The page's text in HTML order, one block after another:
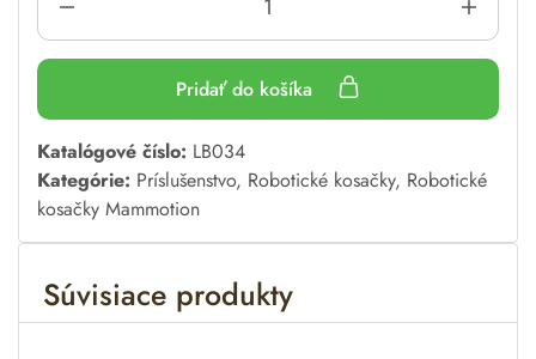
Pridať do košíka
A
l
t
e
n
a
Katalógové číslo: LB034
Kategórie: Príslušenstvo, Robotické kosačky, Robotické
kosačky Mammotion
Súvisiace produkty